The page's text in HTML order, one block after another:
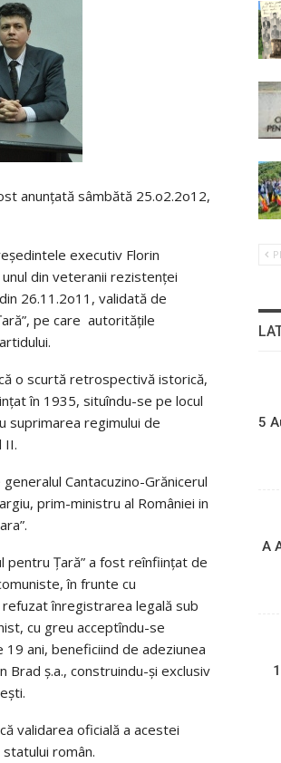
anunțată sâmbătă 25.o2.2o12,
executiv Florin
din veteranii rezistenței
26.11.2o11, validată de
pe care autoritățile
o scurtă retrospectivă istorică,
în 1935, situîndu-se pe locul
suprimarea regimului de
II.
Cantacuzino-Grănicerul
prim-ministru al României in
pentru Țară” a fost reînființat de
în frunte cu
înregistrarea legală sub
cu greu acceptîndu-se
ani, beneficiind de adeziunea
ș.a., construindu-și exclusiv
validarea oficială a acestei
român.
5
A